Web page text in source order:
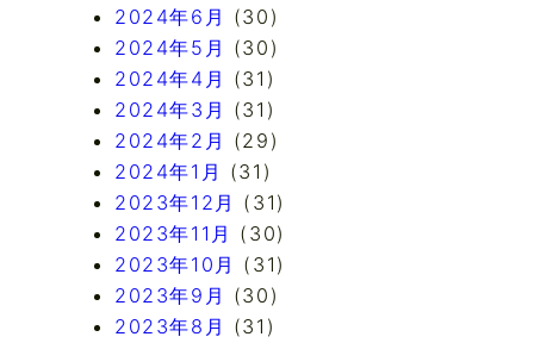
2024年6月 (30)
2024年5月 (30)
2024年4月 (31)
2024年3月 (31)
2024年2月 (29)
2024年1月 (31)
2023年12月 (31)
2023年11月 (30)
2023年10月 (31)
2023年9月 (30)
2023年8月 (31)